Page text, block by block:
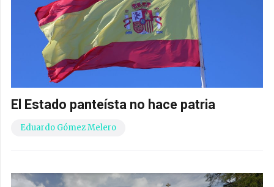
El Estado panteísta no hace patria
Eduardo Gómez Melero